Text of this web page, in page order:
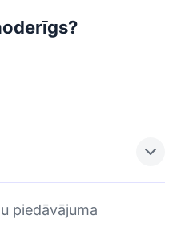
piedāvājuma